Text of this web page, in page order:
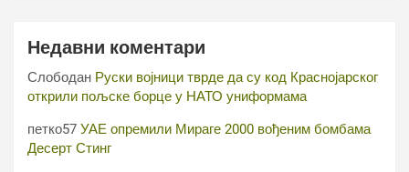
Недавни коментари
Слободан Руски војници тврде да су код Краснојарског
открили пољске борце у НАТО униформама
петко57 УАЕ опремили Мираге 2000 вођеним бомбама
Десерт Стинг